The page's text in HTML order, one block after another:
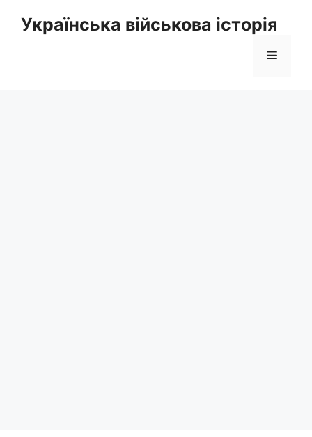
Українська військова історія
Меню